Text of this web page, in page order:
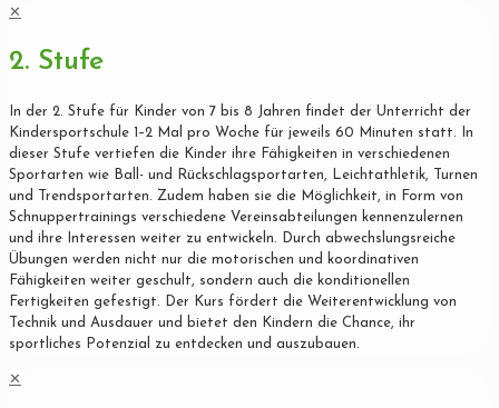
✕
2. Stufe
In der 2. Stufe für Kinder von 7 bis 8 Jahren findet der Unterricht der
Kindersportschule 1–2 Mal pro Woche für jeweils 60 Minuten statt. In
dieser Stufe vertiefen die Kinder ihre Fähigkeiten in verschiedenen
Sportarten wie Ball- und Rückschlagsportarten, Leichtathletik, Turnen
und Trendsportarten. Zudem haben sie die Möglichkeit, in Form von
Schnuppertrainings verschiedene Vereinsabteilungen kennenzulernen
und ihre Interessen weiter zu entwickeln. Durch abwechslungsreiche
Übungen werden nicht nur die motorischen und koordinativen
Fähigkeiten weiter geschult, sondern auch die konditionellen
Fertigkeiten gefestigt. Der Kurs fördert die Weiterentwicklung von
Technik und Ausdauer und bietet den Kindern die Chance, ihr
sportliches Potenzial zu entdecken und auszubauen.
✕